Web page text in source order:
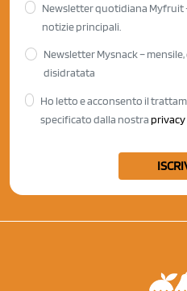
Newsletter quotidiana Myfruit
notizie principali.
Newsletter Mysnack –
disidratata
Ho letto e acconsento il
specificato dalla nostra